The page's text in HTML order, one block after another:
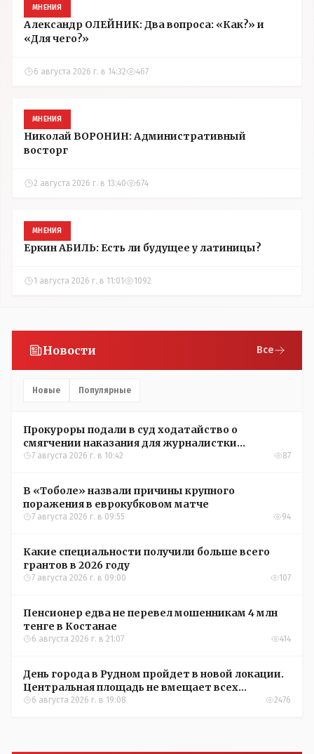
МНЕНИЯ
Александр ОЛЕЙНИК: Два вопроса: «Как?» и
«Для чего?»
6 августа 2026 г. в 14:32 467
МНЕНИЯ
Николай ВОРОНИН: Административный
восторг
2 августа 2026 г. в 13:40 674
МНЕНИЯ
Еркин АБИЛЬ: Есть ли будущее у латиницы?
1 августа 2026 г. в 11:01 1092
Новости Все
Новые Популярные
Прокуроры подали в суд ходатайство о
смягчении наказания для журналистки
Александры Алёховой
7 августа 2026 г. в 10:42 87
В «Тоболе» назвали причины крупного
поражения в еврокубковом матче
7 августа 2026 г. в 09:55 94
Какие специальности получили больше всего
грантов в 2026 году
7 августа 2026 г. в 09:00 107
Пенсионер едва не перевел мошенникам 4 млн
тенге в Костанае
6 августа 2026 г. в 21:07 414
День города в Рудном пройдет в новой локации.
Центральная площадь не вмещает всех
желающих
6 августа 2026 г. в 19:08 2476